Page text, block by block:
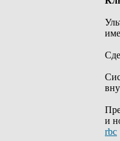
и
rbc